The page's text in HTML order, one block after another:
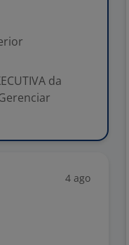
da
4 ago